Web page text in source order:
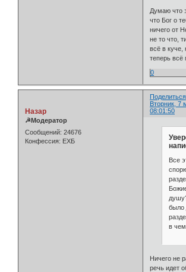
Думаю что
что Бог о
ничего от
не то что,
всё в куче,
теперь всё
0
Поделиться
Вторник, 7
08:01:50
Назар
☭Модератор
Сообщений: 24676
Конфессия: ЕХБ
Все
было
в чем
Ничего не
речь идет